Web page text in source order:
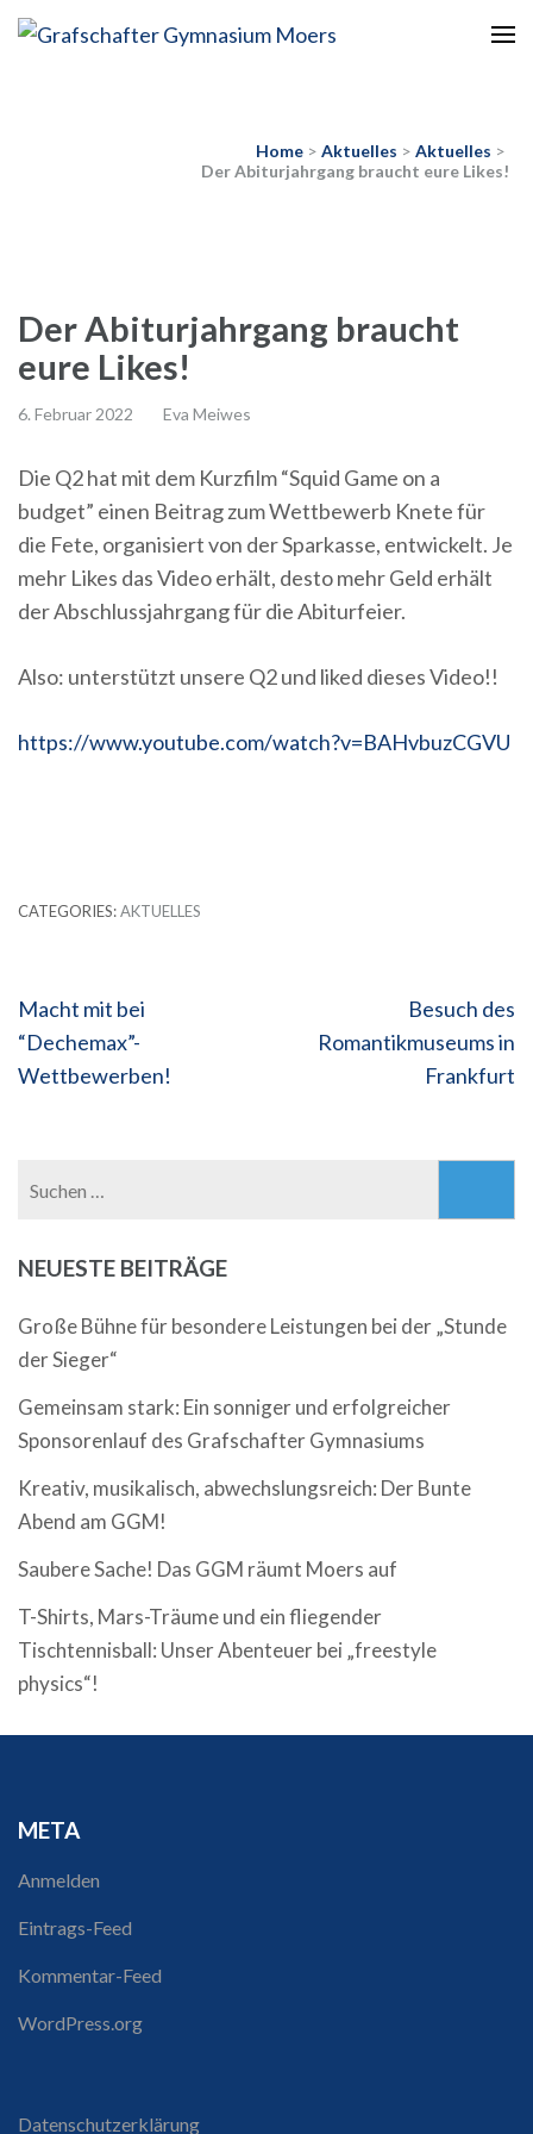
Home > Aktuelles > Aktuelles >
Der Abiturjahrgang braucht eure Likes!
Der Abiturjahrgang braucht
eure Likes!
6. Februar 2022 Eva Meiwes
Die Q2 hat mit dem Kurzfilm “Squid Game on a
budget” einen Beitrag zum Wettbewerb Knete für
die Fete, organisiert von der Sparkasse, entwickelt. Je
mehr Likes das Video erhält, desto mehr Geld erhält
der Abschlussjahrgang für die Abiturfeier.
Also: unterstützt unsere Q2 und liked dieses Video!!
https://www.youtube.com/watch?v=BAHvbuzCGVU
CATEGORIES:AKTUELLES
Beitragsnavigation
Macht mit bei
“Dechemax”-
Wettbewerben!
Besuch des
Romantikmuseums in
Frankfurt
NEUESTE BEITRÄGE
Große Bühne für besondere Leistungen bei der „Stunde
der Sieger“
Gemeinsam stark: Ein sonniger und erfolgreicher
Sponsorenlauf des Grafschafter Gymnasiums
Kreativ, musikalisch, abwechslungsreich: Der Bunte
Abend am GGM!
Saubere Sache! Das GGM räumt Moers auf
T-Shirts, Mars-Träume und ein fliegender
Tischtennisball: Unser Abenteuer bei „freestyle
physics“!
META
Anmelden
Eintrags-Feed
Kommentar-Feed
WordPress.org
Datenschutzerklärung